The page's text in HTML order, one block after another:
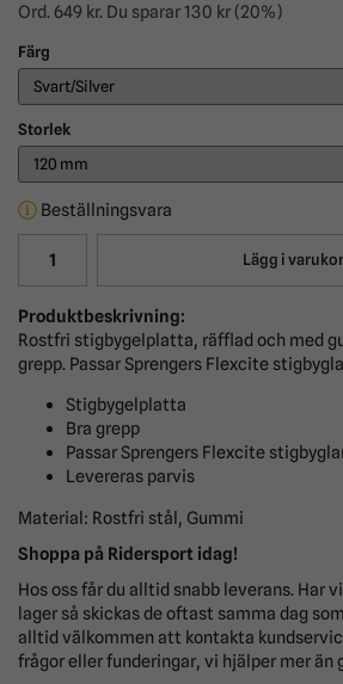
Ord. 649 kr. Du sparar130 kr(20%)
Färg
Storlek
Beställningsvara
Lägg i
Produktbeskrivning:
Rostfri stigbygelplatta, räfflad och med
grepp. Passar Sprengers Flexcite
Stigbygelplatta
Bra grepp
Passar Sprengers Flexcite
Levereras parvis
Material: Rostfri stål, Gummi
Shoppa på Ridersport idag!
Hos oss får du alltid snabb leverans. Har
lager så skickas de oftast samma dag
alltid välkommen att kontakta
frågor eller funderingar, vi hjälper mer än